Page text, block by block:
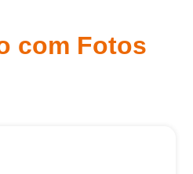
com Fotos